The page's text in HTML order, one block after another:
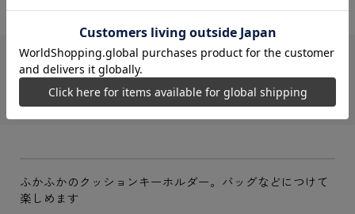
JANコード
4942330272251
シリーズ
ねこに転生したおじさん
ふかふかのクッションキーホルダー。バッグなどにつけて
楽しめます